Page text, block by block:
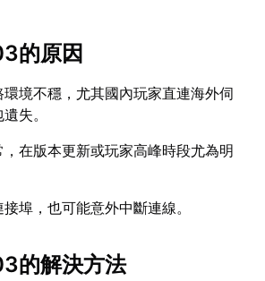
的原因
境不穩，尤其國內玩家直連海外伺
失。
在版本更新或玩家高峰時段尤為明
埠，也可能意外中斷連線。
的解決方法